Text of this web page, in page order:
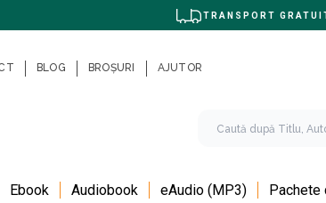
TRANSPORT
BLOG BROȘURI AJUTOR
Ebook Audiobook eAudio (MP3) Pachete